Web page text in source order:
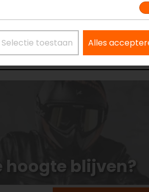
hoogte blijven?
Selectie toestaan Alles